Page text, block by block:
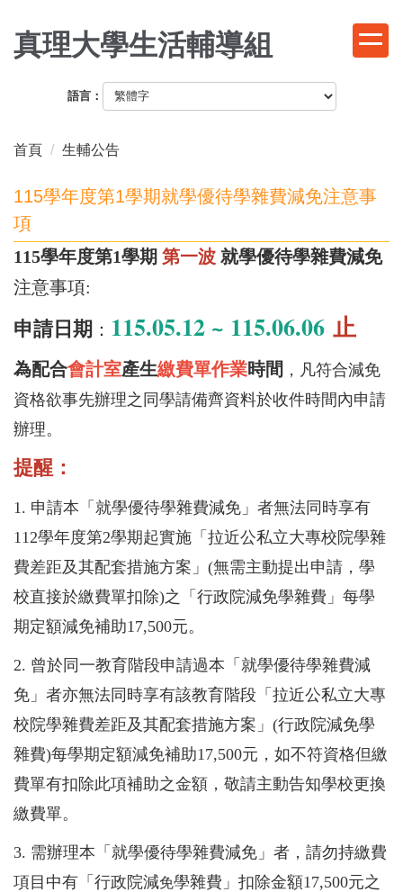
到
主
區
真理大學生活輔導組
語言：
首頁 生輔公告
115學年度第1學期就學優待學雜費減免注意事
項
115學年度第1學期 第一波 就學優待學雜費減免
注意事項:
申請日期 ： 115.05.12 ~ 115.06.06 止
為配合會計室產生繳費單作業時間 ，凡符合減免
資格欲事先辦理之同學請備齊資料於收件時間內申請
辦理。
提醒：
1. 申請本「就學優待學雜費減免」者無法同時享有
112學年度第2學期起實施「拉近公私立大專校院學雜
費差距及其配套措施方案」 (無需主動提出申請，學
校直接於繳費單扣除)之「行政院減免學雜費」每學
期定額減免補助17,500元。
2. 曾於同一教育階段申請過本「就學優待學雜費減
免」者亦無法同時享有該教育階段「拉近公私立大專
校院學雜費差距及其配套措施方案」 (行政院減免學
雜費)每學期定額減免補助17,500元，如不符資格但繳
費單有扣除此項補助之金額，敬請主動告知學校更換
繳費單。
3. 需辦理本「就學優待學雜費減免」者，請勿持繳費
項目中有「行政院減免學雜費」扣除金額17,500元之